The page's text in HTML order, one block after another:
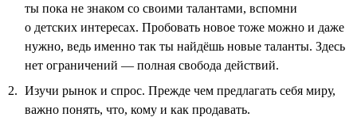
ты пока не знаком со своими талантами, вспомни
о детских интересах. Пробовать новое тоже можно и даже
нужно, ведь именно так ты найдёшь новые таланты. Здесь
нет ограничений — полная свобода действий.
Изучи рынок и спрос. Прежде чем предлагать себя миру,
важно понять, что, кому и как продавать.